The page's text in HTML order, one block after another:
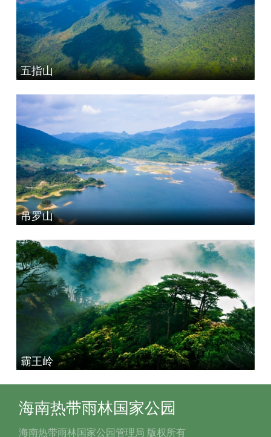
五指山
吊罗山
霸王岭
海南热带雨林国家公园
海南热带雨林国家公园管理局 版权所有